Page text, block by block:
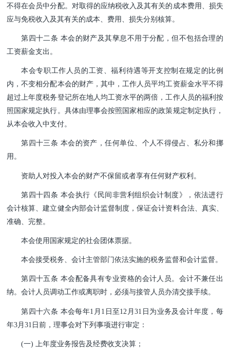
不得在会员中分配。对取得的应纳税收入及其有关的成本费用、损失
应与免税收入及其有关的成本、费用、损失分别核算。
第四十二条 本会的财产及其孳息不用于分配，但不包括合理的
工资薪金支出。
本会专职工作人员的工资、福利待遇等开支控制在规定的比例
内，不变相分配本会的财产，其中，工作人员平均工资薪金水平不得
超过上年度税务登记所在地人均工资水平的两倍，工作人员的福利按
照国家规定执行。具体由理事会按照国家相应的政策规定制定执行，
从本会收入中支付。
第四十三条 本会的资产，任何单位、个人不得侵占、私分和挪
用。
资助人对投入本会的财产不保留或者享有任何财产权利。
第四十四条 本会执行《民间非营利组织会计制度》，依法进行
会计核算、建立健全内部会计监督制度，保证会计资料合法、真实、
准确、完整。
本会使用国家规定的社会团体票据。
本会接受税务、会计主管部门依法实施的税务监督和会计监督。
第四十五条 本会配备具有专业资格的会计人员。会计不兼任出
纳。会计人员调动工作或离职时，必须与接管人员办清交接手续。
第四十六条 本会每年1月1日至12月31日为业务及会计年度，每
年3月31日前，理事会对下列事项进行审定：
(一) 上年度业务报告及经费收支决算；